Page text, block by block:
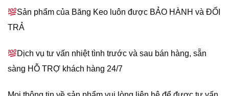
Sản phẩm của Băng Keo luôn được BẢO HÀNH và ĐỔI
TRẢ
Dịch vụ tư vấn nhiệt tình trước và sau bán hàng, sẵn
sàng HỖ TRỢ khách hàng 24/7